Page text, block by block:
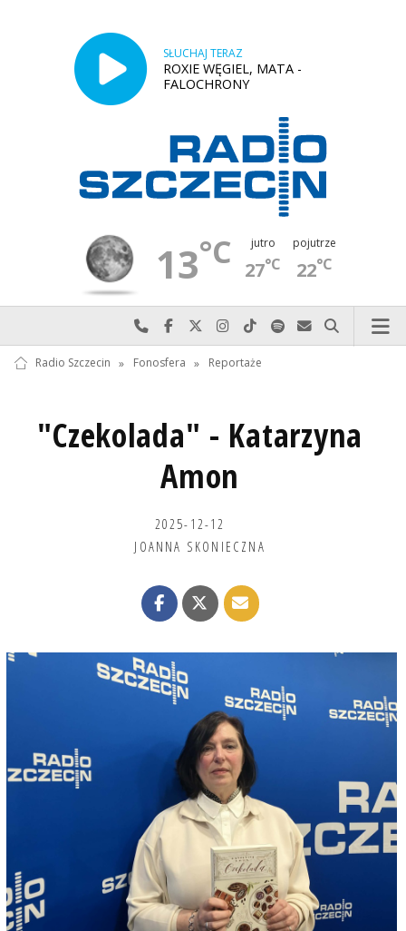
SŁUCHAJ TERAZ
ROXIE WĘGIEL, MATA -
FALOCHRONY
13°C jutro
27°C
pojutrze
22°C
Najlepiej po prostu do nas zadzwoń
Odwiedź nas na Facebook-u
Odwiedź nas na X
Odwiedź nas na Instagram-ie
Odwiedź nas na TikTok-u
Szukaj nas na Spotify
Wyślij do nas
Szukaj
Radio Szczecin » Fonosfera » Reportaże
"Czekolada" - Katarzyna
Amon
2025-12-12
JOANNA SKONIECZNA